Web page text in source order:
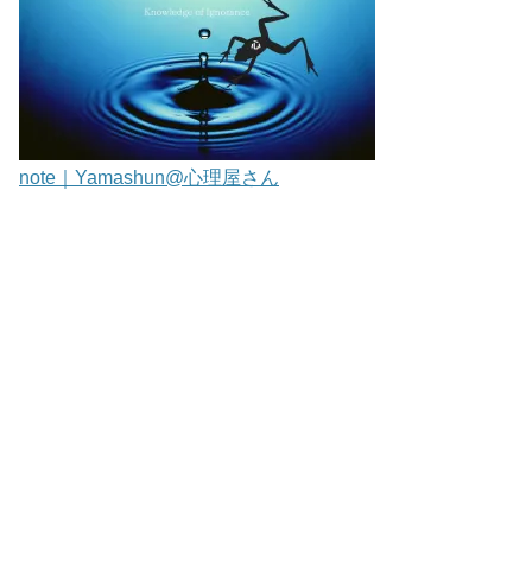
note｜Yamashun@心理屋さん